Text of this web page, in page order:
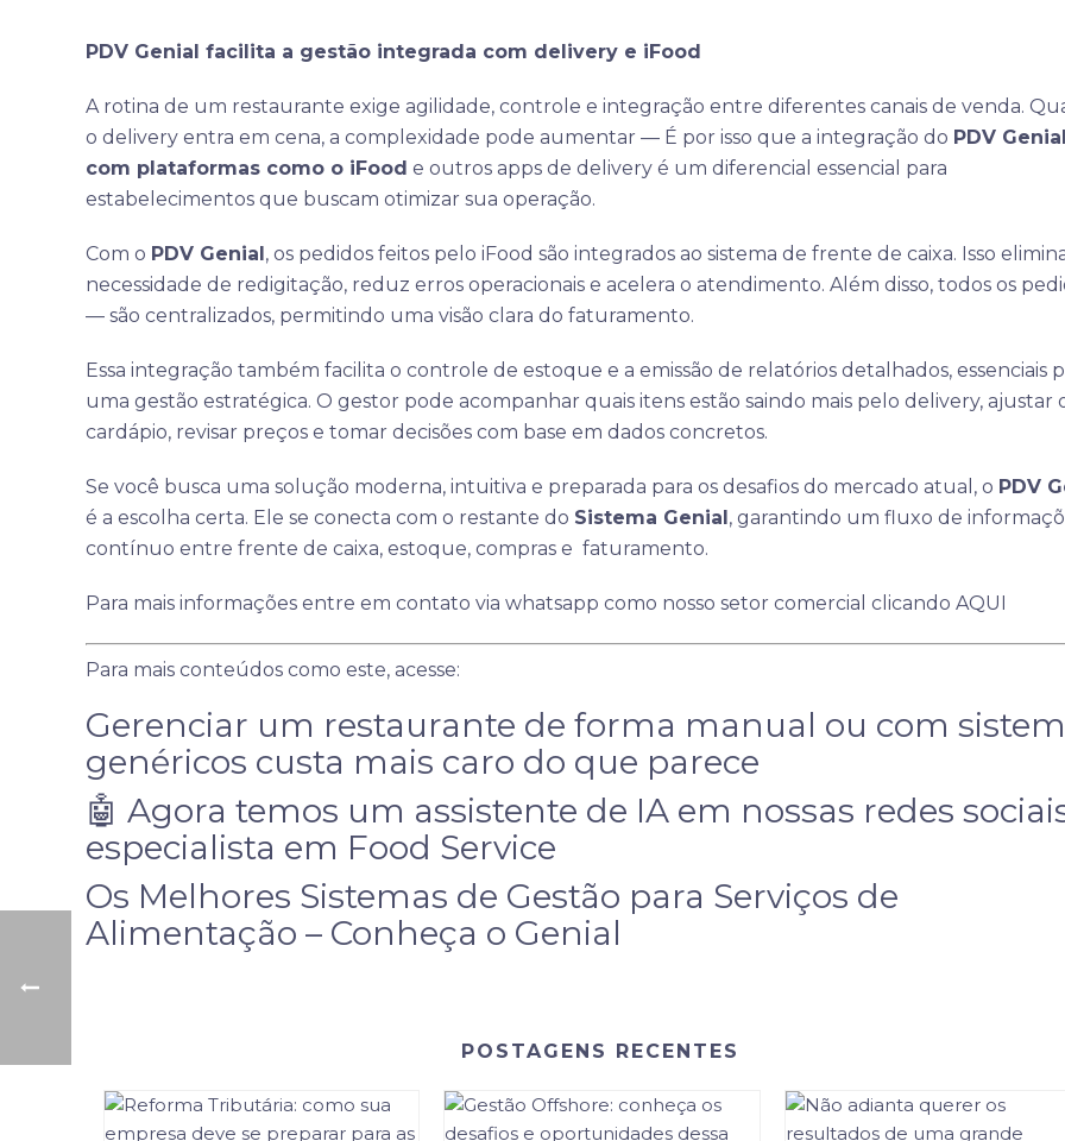
PDV Genial facilita a gestão integrada com delivery e iFood
A rotina de um restaurante exige agilidade, controle e integração entre diferentes canais de venda.
o delivery entra em cena, a complexidade pode aumentar — É por isso que a integração do PDV Genial
com plataformas como o iFood e outros apps de delivery é um diferencial essencial para
estabelecimentos que buscam otimizar sua operação.
Com o PDV Genial, os pedidos feitos pelo iFood são integrados ao sistema de frente de caixa. Isso
necessidade de redigitação, reduz erros operacionais e acelera o atendimento. Além disso, todos os
— são centralizados, permitindo uma visão clara do faturamento.
Essa integração também facilita o controle de estoque e a emissão de relatórios detalhados, essenciais
uma gestão estratégica. O gestor pode acompanhar quais itens estão saindo mais pelo delivery, ajustar
cardápio, revisar preços e tomar decisões com base em dados concretos.
Se você busca uma solução moderna, intuitiva e preparada para os desafios do mercado atual, o PDV
é a escolha certa. Ele se conecta com o restante do Sistema Genial, garantindo um fluxo de
contínuo entre frente de caixa, estoque, compras e faturamento.
Para mais informações entre em contato via whatsapp como nosso setor comercial clicando AQUI
Para mais conteúdos como este, acesse:
Gerenciar um restaurante de forma manual ou com
genéricos custa mais caro do que parece
🤖 Agora temos um assistente de IA em nossas redes
especialista em Food Service
Os Melhores Sistemas de Gestão para Serviços de
Alimentação – Conheça o Genial
POSTAGENS RECENTES